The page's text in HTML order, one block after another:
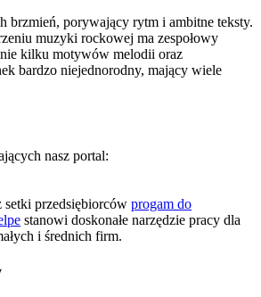
brzmień, porywający rytm i ambitne teksty.
muzyki rockowej ma zespołowy
kilku motywów melodii oraz
bardzo niejednorodny, mający wiele
nasz portal:
przedsiębiorców progam do
stanowi doskonałe narzędzie pracy dla
i średnich firm.